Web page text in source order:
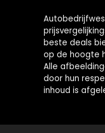
beste deals
op de hoogte
Alle
door hun
inhoud is